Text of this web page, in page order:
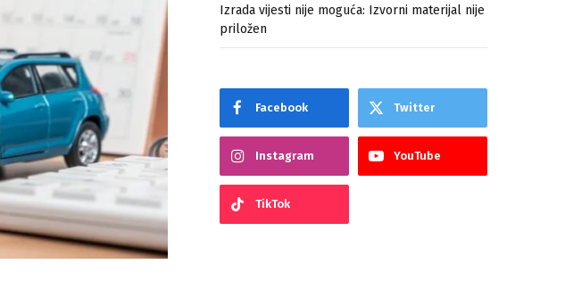
Izrada vijesti nije moguća: Izvorni materijal nije
priložen
Facebook Twitter
Instagram YouTube
TikTok